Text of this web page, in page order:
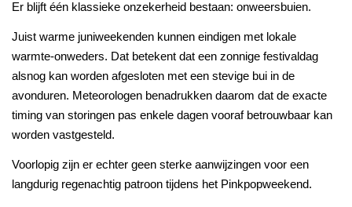
Er blijft één klassieke onzekerheid bestaan: onweersbuien.
Juist warme juniweekenden kunnen eindigen met lokale
warmte-onweders. Dat betekent dat een zonnige festivaldag
alsnog kan worden afgesloten met een stevige bui in de
avonduren. Meteorologen benadrukken daarom dat de exacte
timing van storingen pas enkele dagen vooraf betrouwbaar kan
worden vastgesteld.
Voorlopig zijn er echter geen sterke aanwijzingen voor een
langdurig regenachtig patroon tijdens het Pinkpopweekend.